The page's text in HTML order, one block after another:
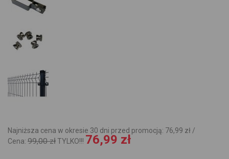
Najniższa cena w okresie 30 dni przed promocją: 76,99 zł /
Cena: 99,00 złTYLKO!!! 76,99 zł